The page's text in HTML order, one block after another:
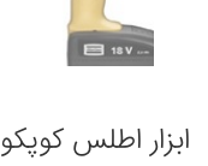
ابزار اطلس کوپکو